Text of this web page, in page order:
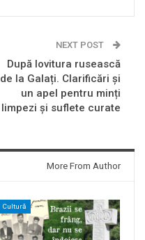
NEXT POST
După lovitura rusească
de la Galați. Clarificări și
un apel pentru minți
limpezi și suflete curate
More From Author
Cultură